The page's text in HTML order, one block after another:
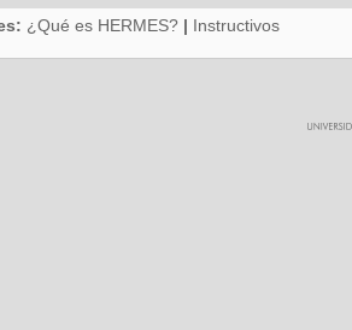
¿Qué es HERMES? | Instructivos